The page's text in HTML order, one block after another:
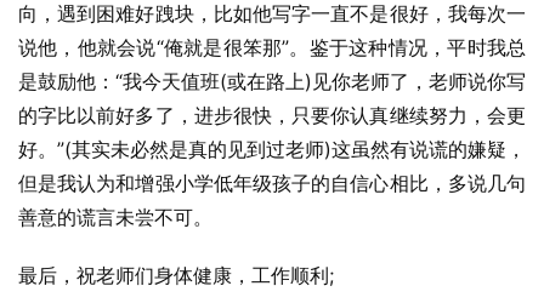
向，遇到困难好跩块，比如他写字一直不是很好，我每次一
说他，他就会说“俺就是很笨那”。鉴于这种情况，平时我总
是鼓励他：“我今天值班(或在路上)见你老师了，老师说你写
的字比以前好多了，进步很快，只要你认真继续努力，会更
好。”(其实未必然是真的见到过老师)这虽然有说谎的嫌疑，
但是我认为和增强小学低年级孩子的自信心相比，多说几句
善意的谎言未尝不可。
最后，祝老师们身体健康，工作顺利;